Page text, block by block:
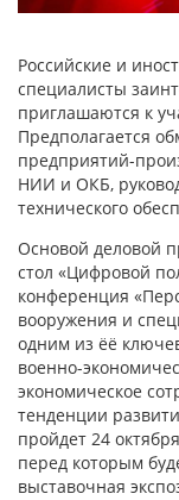
Российские и
специалисты
приглашаются к
Предполагается
предприятий-
НИИ и ОКБ,
технического
Основой деловой
стол «Цифровой
конференция
вооружения и
одним из ёё
военно-
экономическое
тенденции
пройдет 24
перед которым
выставочная